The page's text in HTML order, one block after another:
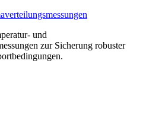
und
zur Sicherung robuster